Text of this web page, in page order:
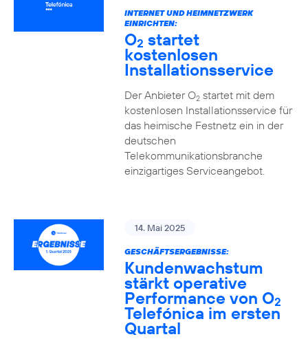
INTERNET UND HEIMNETZWERK
EINRICHTEN:
O2 startet
kostenlosen
Installationsservice
Der Anbieter O2startet mit dem
kostenlosen Installationsservice für
das heimische Festnetz ein in der
deutschen
Telekommunikationsbranche
einzigartiges Serviceangebot.
14. Mai 2025
GESCHÄFTSERGEBNISSE:
Kundenwachstum
stärkt operative
Performance von O2
Telefónica im ersten
Quartal